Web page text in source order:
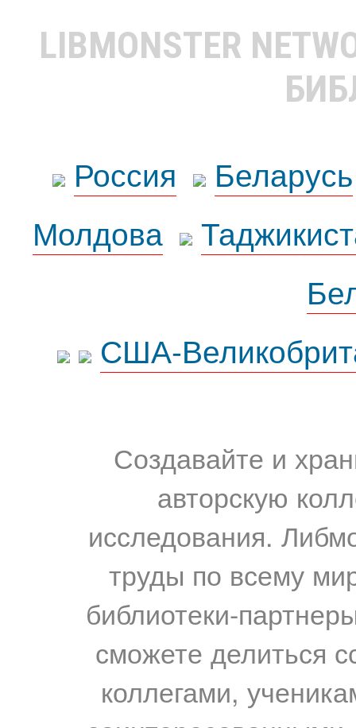
LIBMONSTER
Россия
Беларусь
Молдова
США-
Создавайте и
авторскую
исследования.
труды по всему
библиотеки-
сможете делиться
коллегами,